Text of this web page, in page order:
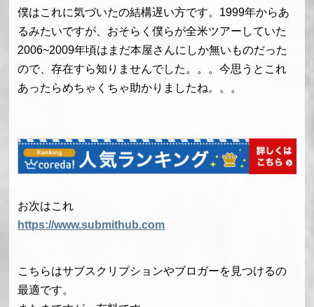
僕はこれに気づいたの結構遅い方です。1999年からあ
るみたいですが、おそらく僕らが全米ツアーしていた
2006~2009年頃はまだ本屋さんにしか無いものだった
ので、存在すら知りませんでした。。。今思うとこれ
あったらめちゃくちゃ助かりましたね。。。
お次はこれ
https://www.submithub.com
こちらはサブスクリプションやブロガーを見つけるの
最適です。